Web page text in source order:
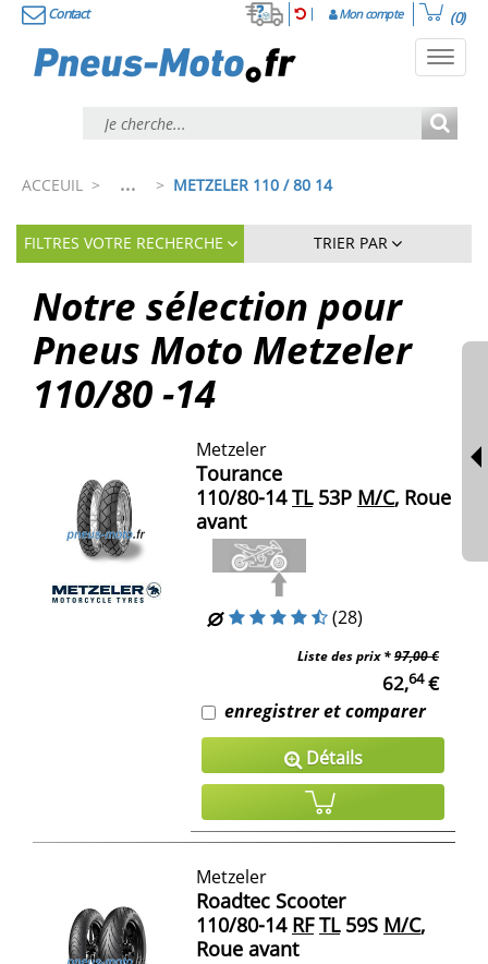
Contact Mon compte (0)
ACCEUIL > ... > METZELER 110 / 80 14
FILTRES VOTRE RECHERCHE TRIER PAR
Notre sélection pour
Pneus Moto Metzeler
110/80 -14
Metzeler
Tourance
110/80-14 TL53P M/C, Roue
avant
(28)
Liste des prix *97,00 €
62,64€
enregistrer et comparer
Détails
Metzeler
Roadtec Scooter
110/80-14 RF TL59S M/C,
Roue avant